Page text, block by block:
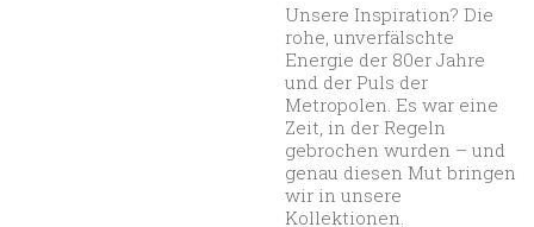
Unsere Inspiration? Die
rohe, unverfälschte
Energie der 80er Jahre
und der Puls der
Metropolen. Es war eine
Zeit, in der Regeln
gebrochen wurden – und
genau diesen Mut bringen
wir in unsere
Kollektionen.